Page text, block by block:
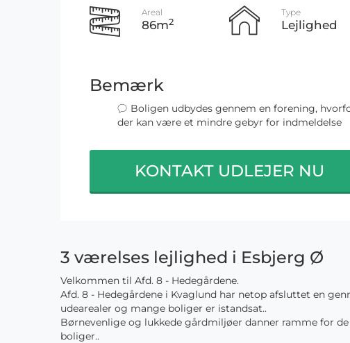
Areal
86m2
Type
Lejlighed
Bemærk
Boligen udbydes gennem en forening,
der kan være et mindre gebyr for indmeldelse
KONTAKT UDLEJER NU
3 værelses lejlighed i Esbjerg Ø
Velkommen til Afd. 8 - Hedegårdene.
Afd. 8 - Hedegårdene i Kvaglund har netop afsluttet en
udearealer og mange boliger er istandsat..
Børnevenlige og lukkede gårdmiljøer danner ramme for
boliger..